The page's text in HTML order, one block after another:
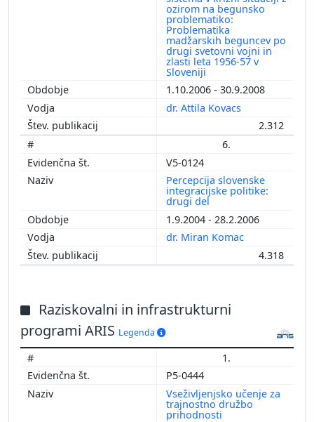
ozirom na begunsko
problematiko:
Problematika
madžarskih beguncev po
drugi svetovni vojni in
zlasti leta 1956-57 v
Sloveniji
1.10.2006 - 30.9.2008
dr. Attila Kovacs
2.312
6.
V5-0124
Percepcija slovenske
integracijske politike:
drugi del
1.9.2004 - 28.2.2006
dr. Miran Komac
4.318
Raziskovalni in infrastrukturni
programi ARIS Legenda
1.
P5-0444
Vseživljenjsko učenje za
trajnostno družbo
prihodnosti